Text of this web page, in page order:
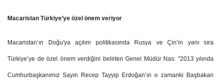
Macaristan Türkiye’ye özel önem veriyor
Macaristan’ın Doğu'ya açılım politikasında Rusya ve Çin’in yanı sıra
Türkiye’ye de özel önem verdiğini belirten Genel Müdür Nas: "2013 yılında
Cumhurbaşkanımız Sayın Recep Tayyip Erdoğan’ın o zamanki Başbakan